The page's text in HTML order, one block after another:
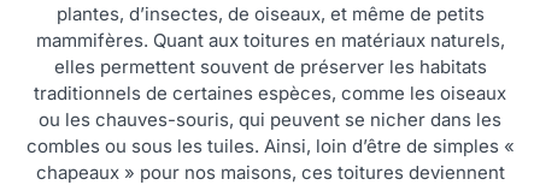
plantes, d’insectes, de oiseaux, et même de petits
mammifères. Quant aux toitures en matériaux naturels,
elles permettent souvent de préserver les habitats
traditionnels de certaines espèces, comme les oiseaux
ou les chauves-souris, qui peuvent se nicher dans les
combles ou sous les tuiles. Ainsi, loin d’être de simples «
chapeaux » pour nos maisons, ces toitures deviennent